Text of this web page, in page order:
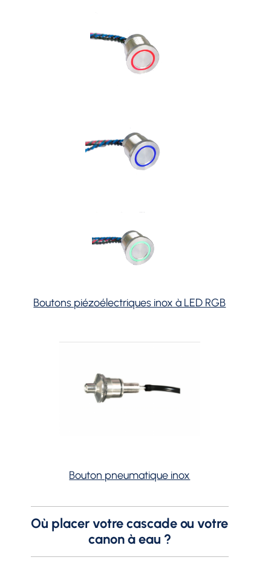
Boutons piézoélectriques inox à LED RGB
Bouton pneumatique inox
Où placer votre cascade ou votre
canon à eau ?